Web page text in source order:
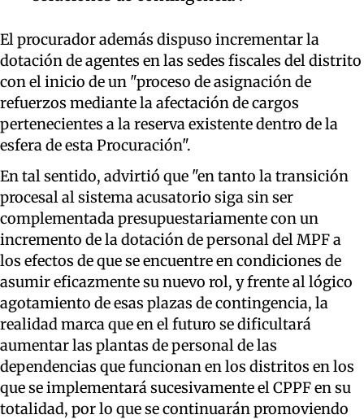
El procurador además dispuso incrementar la
dotación de agentes en las sedes fiscales del distrito
con el inicio de un "proceso de asignación de
refuerzos mediante la afectación de cargos
pertenecientes a la reserva existente dentro de la
esfera de esta Procuración".
En tal sentido, advirtió que "en tanto la transición
procesal al sistema acusatorio siga sin ser
complementada presupuestariamente con un
incremento de la dotación de personal del MPF a
los efectos de que se encuentre en condiciones de
asumir eficazmente su nuevo rol, y frente al lógico
agotamiento de esas plazas de contingencia, la
realidad marca que en el futuro se dificultará
aumentar las plantas de personal de las
dependencias que funcionan en los distritos en los
que se implementará sucesivamente el CPPF en su
totalidad, por lo que se continuarán promoviendo